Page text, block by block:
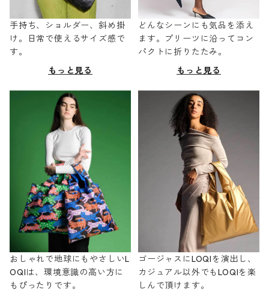
手持ち、ショルダー、斜め掛
け。日常で使えるサイズ感で
す。
もっと見る
どんなシーンにも気品を添え
ます。プリーツに沿ってコン
パクトに折りたたみ。
もっと見る
おしゃれで地球にもやさしいL
OQIは、環境意識の高い方に
もぴったりです。
ゴージャスにLOQIを演出し、
カジュアル以外でもLOQIを楽
しんで頂けます。